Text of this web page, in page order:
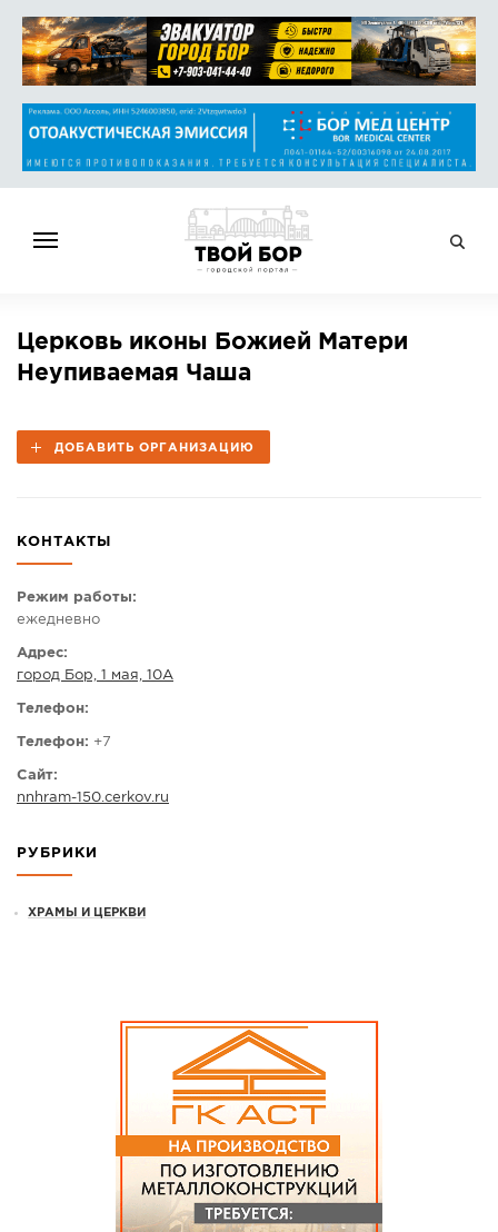
НОВОСТИ
СПРАВОЧНИК
РАБОТА
КОНКУРСЫ
ГОЛОСОВАНИЯ
ФОТО
Церковь иконы Божией Матери
Неупиваемая Чаша
ДОБАВИТЬ ОРГАНИЗАЦИЮ
КОНТАКТЫ
Режим работы:
ежедневно
Адрес:
город Бор, 1 мая, 10А
Телефон:
Телефон: +7
Сайт:
nnhram-150.cerkov.ru
РУБРИКИ
ХРАМЫ И ЦЕРКВИ